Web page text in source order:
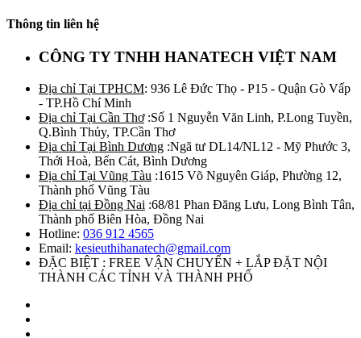
Thông tin liên hệ
CÔNG TY TNHH HANATECH VIỆT NAM
Địa chỉ Tại TPHCM: 936 Lê Đức Thọ - P15 - Quận Gò Vấp
- TP.Hồ Chí Minh
Địa chỉ Tại Cần Thơ:Số 1 Nguyễn Văn Linh, P.Long Tuyền,
Q.Bình Thủy, TP.Cần Thơ
Địa chỉ Tại Bình Dương :Ngã tư DL14/NL12 - Mỹ Phước 3,
Thới Hoà, Bến Cát, Bình Dương
Địa chỉ Tại Vũng Tàu :1615 Võ Nguyên Giáp, Phường 12,
Thành phố Vũng Tàu
Địa chỉ tại Đồng Nai :68/81 Phan Đăng Lưu, Long Bình Tân,
Thành phố Biên Hòa, Đồng Nai
Hotline: 036 912 4565
Email: kesieuthihanatech@gmail.com
ĐẶC BIỆT : FREE VẬN CHUYỂN + LẮP ĐẶT NỘI
THÀNH CÁC TỈNH VÀ THÀNH PHỐ